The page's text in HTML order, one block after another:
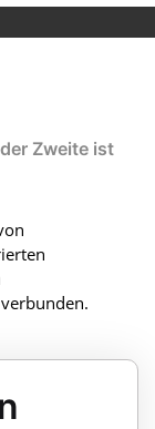
Zweite ist